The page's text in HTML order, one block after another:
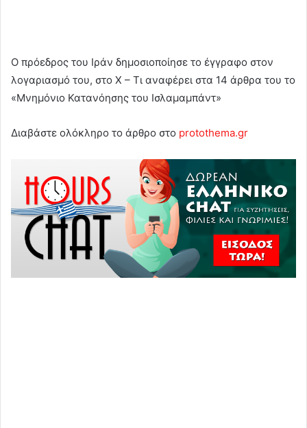
Ο πρόεδρος του Ιράν δημοσιοποίησε το έγγραφο στον
λογαριασμό του, στο X – Τι αναφέρει στα 14 άρθρα του το
«Μνημόνιο Κατανόησης του Ισλαμαμπάντ»
Διαβάστε ολόκληρο το άρθρο στο protothema.gr